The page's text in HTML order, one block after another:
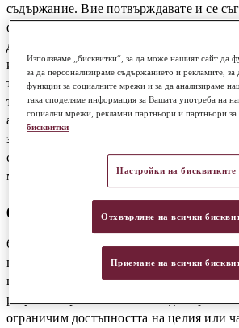
съдържание. Вие потвърждавате и се
формата и естеството на съдържанието
да се променят без предизвестие. Ако
използвате нашия сайт след каквито и
тези условия за ползване, това ще се
тези промени. Въпреки че полагаме
актуализираме информацията на нашия
заявления, гаранции, изрични или
съдържанието на нашия сайт е точно,
момента, в който използвате нашия сайт.
6. Можем да спрем или оттеглим
6.1 Сайтът се предоставя безплатно. Ние
нашият сайт или каквото и да е
ще бъде достъпно или без прекъсване.
разрешен временно. Можем да спрем,
ограничим достъпността на целия или
Използваме „бисквитки“, за да може нашият сайт да
за да персонализираме съдържанието и рекламите, за
функции за социалните мрежи и за да анализираме
така споделяме информация за Вашата употреба на
социални мрежи, рекламни партньори и партньори за
бисквитки
Настройки на бисквитките
Отхвърляне на всички
Приемане на всички